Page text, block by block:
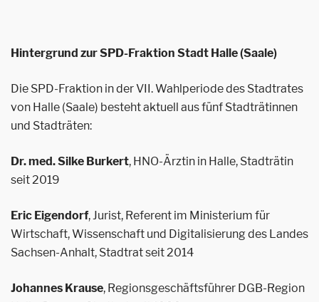
Hintergrund zur SPD-Fraktion Stadt Halle (Saale)
Die SPD-Fraktion in der VII. Wahlperiode des Stadtrates
von Halle (Saale) besteht aktuell aus fünf Stadträtinnen
und Stadträten:
Dr. med. Silke Burkert, HNO-Ärztin in Halle, Stadträtin
seit 2019
Eric Eigendorf, Jurist, Referent im Ministerium für
Wirtschaft, Wissenschaft und Digitalisierung des Landes
Sachsen-Anhalt, Stadtrat seit 2014
Johannes Krause, Regionsgeschäftsführer DGB-Region